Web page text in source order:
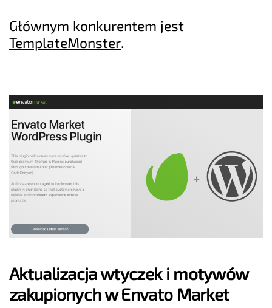
Głównym konkurentem jest
TemplateMonster.
Aktualizacja wtyczek i motywów
zakupionych w Envato Market